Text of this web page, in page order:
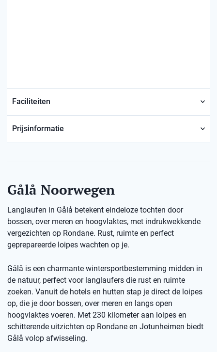
Faciliteiten
Prijsinformatie
Gålå Noorwegen
Langlaufen in Gålå betekent eindeloze tochten door
bossen, over meren en hoogvlaktes, met indrukwekkende
vergezichten op Rondane. Rust, ruimte en perfect
geprepareerde loipes wachten op je.
Gålå is een charmante wintersportbestemming midden in
de natuur, perfect voor langlaufers die rust en ruimte
zoeken. Vanuit de hotels en hutten stap je direct de loipes
op, die je door bossen, over meren en langs open
hoogvlaktes voeren. Met 230 kilometer aan loipes en
schitterende uitzichten op Rondane en Jotunheimen biedt
Gålå volop afwisseling.